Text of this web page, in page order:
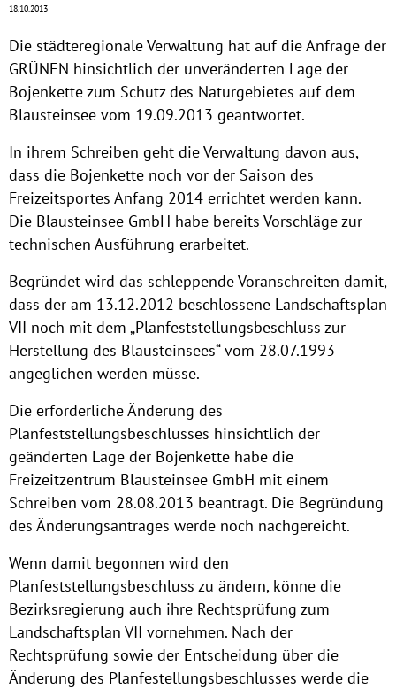
Previous
18.10.2013
Die städteregionale Verwaltung hat auf die Anfrage der
GRÜNEN hinsichtlich der unveränderten Lage der
Bojenkette zum Schutz des Naturgebietes auf dem
Blausteinsee vom 19.09.2013 geantwortet.
In ihrem Schreiben geht die Verwaltung davon aus,
dass die Bojenkette noch vor der Saison des
Freizeitsportes Anfang 2014 errichtet werden kann.
Die Blausteinsee GmbH habe bereits Vorschläge zur
technischen Ausführung erarbeitet.
Begründet wird das schleppende Voranschreiten damit,
dass der am 13.12.2012 beschlossene Landschaftsplan
VII noch mit dem „Planfeststellungsbeschluss zur
Herstellung des Blausteinsees“ vom 28.07.1993
angeglichen werden müsse.
Die erforderliche Änderung des
Planfeststellungsbeschlusses hinsichtlich der
geänderten Lage der Bojenkette habe die
Freizeitzentrum Blausteinsee GmbH mit einem
Schreiben vom 28.08.2013 beantragt. Die Begründung
des Änderungsantrages werde noch nachgereicht.
Wenn damit begonnen wird den
Planfeststellungsbeschluss zu ändern, könne die
Bezirksregierung auch ihre Rechtsprüfung zum
Landschaftsplan VII vornehmen. Nach der
Rechtsprüfung sowie der Entscheidung über die
Änderung des Planfestellungsbeschlusses werde die